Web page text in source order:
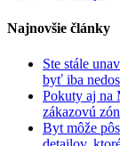
Najnovšie články
Ste stále
byť iba
Pokuty aj na
zákazovú
Byt môže